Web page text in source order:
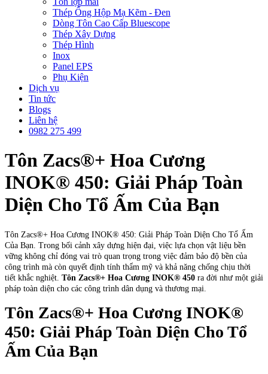
Thép Ống Hộp Mạ Kẽm - Đen
Dòng Tôn Cao Cấp Bluescope
Thép Xây Dựng
Thép Hình
Inox
Panel EPS
Phụ Kiện
Dịch vụ
Tin tức
Blogs
Liên hệ
0982 275 499
Tôn Zacs®+ Hoa Cương
INOK® 450: Giải Pháp Toàn
Diện Cho Tổ Ấm Của Bạn
Tôn Zacs®+ Hoa Cương INOK® 450: Giải Pháp Toàn Diện Cho Tổ Ấm
Của Bạn. Trong bối cảnh xây dựng hiện đại, việc lựa chọn vật liệu bền
vững không chỉ đóng vai trò quan trọng trong việc đảm bảo độ bền của
công trình mà còn quyết định tính thẩm mỹ và khả năng chống chịu thời
tiết khắc nghiệt. Tôn Zacs®+ Hoa Cương INOK® 450 ra đời như một giải
pháp toàn diện cho các công trình dân dụng và thương mại.
Tôn Zacs®+ Hoa Cương INOK®
450: Giải Pháp Toàn Diện Cho Tổ
Ấm Của Bạn